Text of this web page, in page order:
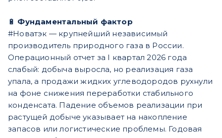
🔋 Фундаментальный фактор
#Новатэк — крупнейший независимый
производитель природного газа в России.
Операционный отчет за I квартал 2026 года
слабый: добыча выросла, но реализация газа
упала, а продажи жидких углеводородов рухнули
на фоне снижения переработки стабильного
конденсата. Падение объемов реализации при
растущей добыче указывает на накопление
запасов или логистические проблемы. Годовая